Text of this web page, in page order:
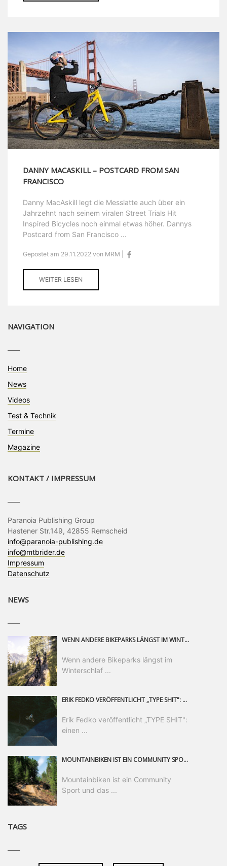
DANNY MACASKILL – POSTCARD FROM SAN
FRANCISCO
Danny MacAskill legt die Messlatte auch über ein
Jahrzehnt nach seinem viralen Street Trials Hit
Inspired Bicycles noch einmal etwas höher. Dannys
Postcard from San Francisco ...
Gepostet am 29.11.2022 von MRM |
WEITER LESEN
NAVIGATION
Home
News
Videos
Test & Technik
Termine
Magazine
KONTAKT / IMPRESSUM
Paranoia Publishing Group
Hastener Str.149, 42855 Remscheid
info@paranoia-publishing.de
info@mtbrider.de
Impressum
Datenschutz
NEWS
WENN ANDERE BIKEPARKS LÄNGST IM WINTERSCHLAF SIND, IST MAN IN SAALFELDEN LEOGANG IMMER NOCH AM MOUNTAINBIKEN. IST DER HERBST DIE SCHÖNSTE ZEIT DES JAHRES? AUF DEN TRAILS RUND UM SAALFELDEN LEOGANG UND IM EPIC BIKEPARK LEOGANG IST ER DAS AUF JEDEN FALL – UND DIE GEFÜHLT DIE LÄNGSTE NOCH DAZU. NOCH BIS MINDESTENS 8. NOVEMBER STEHT DAS PINZGAUER MOUNTAINBIKE-PARADIES ALLEN RIDERN OFFEN, DIE EINFACH NICHT GENUG KRIEGEN KÖNNEN. DABEI HÄLT DIE GOLDENE JAHRESZEIT IN SAALFELDEN LEOGANG WEIT MEHR ALS LINES, TRAILS UND HERBSTPANORAMEN BEREIT: MIT DEM BIKE FESTIVAL, VERSCHIEDENEN LADIES SHRED EVENTS UND EINEM DIE GESAMTE SAISON ANDAUERNDEN PHOTO CONTEST ZUM 25-JÄHRIGEN BIKEPARK-JUBILÄUM GIBT ES RUND UM ÖSTERREICHS ÄLTESTEN BIKEPARK EINIGES ZU ERLEBEN.
Wenn andere Bikeparks längst im
Winterschlaf ...
ERIK FEDKO VERÖFFENTLICHT „TYPE SHIT": EINEN 23-MINÜTIGEN MOUNTAINBIKE-FILM, ÜBER DREI JAHRE RUND UM DIE WELT GEDREHT. ZEITGLEICH LAUNCHT ER DIE GLEICHNAMIGE KOLLEKTION SEINER BRAND TYPE. EIN SEGMENT DES FILMS ERSCHEINT SEPARAT AUF RED BULL BIKE.
Erik Fedko veröffentlicht „TYPE SHIT":
einen ...
MOUNTAINBIKEN IST EIN COMMUNITY SPORT UND DAS BEWEIST SICH IN DER BIKE REPUBLIC SÖLDEN GERADE EINDRUCKSVOLL AUF ALLEN LEVELN. FREERIDE PROFI, SHAPERIN UND FRISCH GEWÄHLTE SWATCH NINES MVP VERO SANDLER IST BEGEISTERT VON DER VIELFALT DER BIKE DESTINATION, DER NEUEN JUMPLINE UND PLÄDIERT FÜR MUT BEI (FRAUEN) COMMUNITIES. VERO UND IHR VERLOBTER SAM HODGES VERBRINGEN MEHRERE MONATE IN DER BIKE REPUBLIC UND LASSEN UNS DARAN TEILHABEN. UM COMMUNITY GEHT ES AUCH BEI DER PARTNERSCHAFT ZWISCHEN SÖLDEN UND DEM NEUEN RIDERS PARK DONOVALY IN DER SLOWAKEI: DER DORTIGE TOURISMUSDIREKTOR JIRI PEC IST ÜBERZEUGT: VON MEHR BIKEPARKS PROFITIERT DIE GANZE MTB-SZENE – UND MIT DOMINIK LINSER, GESCHÄFTSFÜHRER DER BRS, HAT ER DAMIT DEN PERFEKTEN PARTNER GEFUNDEN.
Mountainbiken ist ein Community
Sport und das ...
TAGS